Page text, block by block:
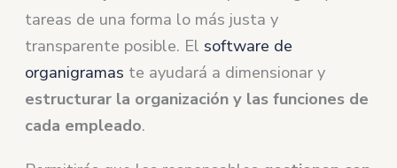
tareas de una forma lo más justa y
transparente posible. El software de
organigramas te ayudará a dimensionar y
estructurar la organización y las funciones de
cada empleado.